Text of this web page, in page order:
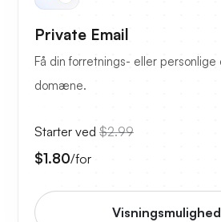
Private Email
Få din forretnings- eller
domæne.
Starter ved $2.99
$1.80/for